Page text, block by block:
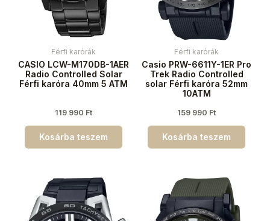
Férfi karórák
CASIO LCW-M170DB-1AER
Radio Controlled Solar
Férfi karóra 40mm 5 ATM
119 990 Ft
Kosárba teszem
Férfi karórák
Casio PRW-6611Y-1ER Pro
Trek Radio Controlled
solar Férfi karóra 52mm
10ATM
159 990 Ft
Kosárba teszem